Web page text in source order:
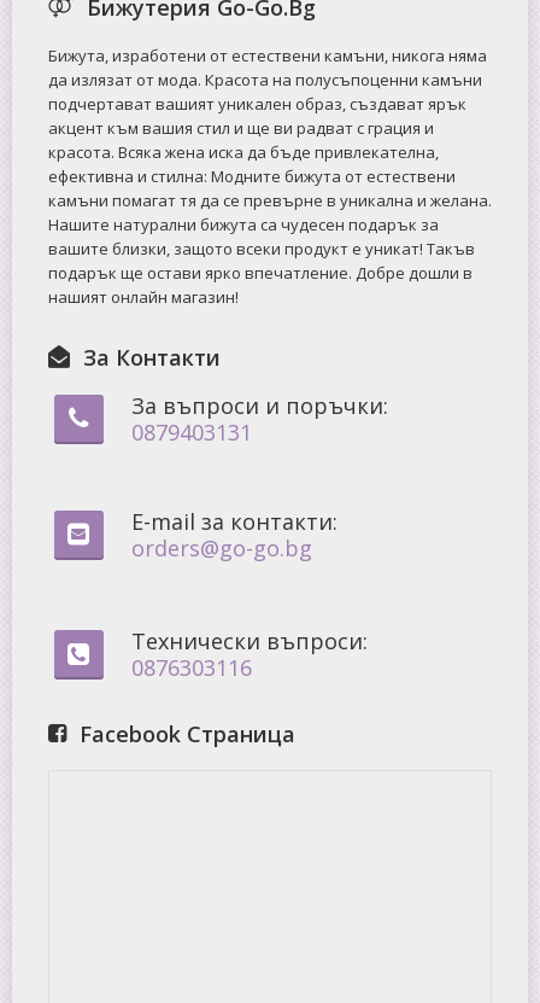
Бижутерия Go-Go.Bg
Бижута, изработени от естествени камъни, никога няма
да излязат от мода. Красота на полусъпоценни камъни
подчертават вашият уникален образ, създават ярък
акцент към вашия стил и ще ви радват с грация и
красота. Всяка жена иска да бъде привлекателна,
ефективна и стилна: Mодните бижута от естествени
камъни помагат тя да се превърне в уникална и желана.
Нашите натурални бижута са чудесен подарък за
вашите близки, защото всеки продукт е уникат! Такъв
подарък ще остави ярко впечатление. Добре дошли в
нашият онлайн магазин!
За Контакти
За въпроси и поръчки:
0879403131
E-mail за контакти:
orders@go-go.bg
Технически въпроси:
0876303116
Facebook Страница